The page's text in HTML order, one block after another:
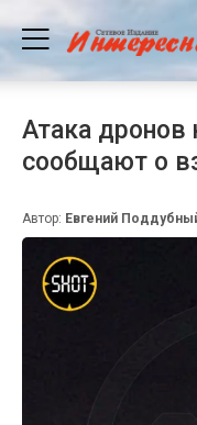
Атака дронов
сообщают о
Автор: Евгений